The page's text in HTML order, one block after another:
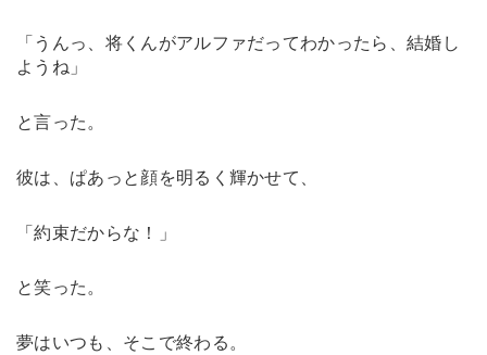
「うんっ、将くんがアルファだってわかったら、結婚し
ようね」
と言った。
彼は、ぱあっと顔を明るく輝かせて、
「約束だからな！」
と笑った。
夢はいつも、そこで終わる。